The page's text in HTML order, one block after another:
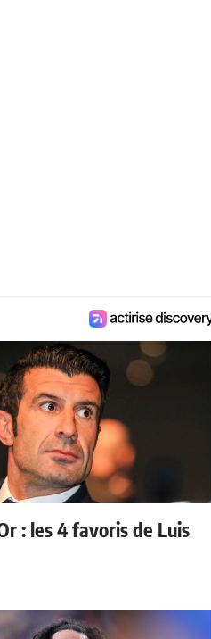
: les 4 favoris de Luis